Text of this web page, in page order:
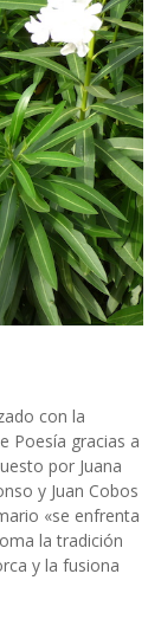
con la
Poesía gracias a
por Juana
y Juan Cobos
«se enfrenta
la tradición
y la fusiona